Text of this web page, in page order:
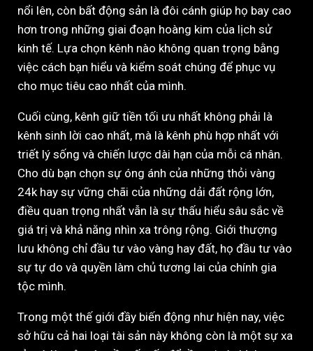
nổi lên, còn bất động sản là đôi cánh giúp họ bay cao
hơn trong những giai đoạn hoàng kim của lịch sử
kinh tế. Lựa chọn kênh nào không quan trọng bằng
việc cách bạn hiểu và kiểm soát chúng để phục vụ
cho mục tiêu cao nhất của mình.
Cuối cùng, kênh giữ tiền tối ưu nhất không phải là
kênh sinh lời cao nhất, mà là kênh phù hợp nhất với
triết lý sống và chiến lược dài hạn của mỗi cá nhân.
Cho dù bạn chọn sự óng ánh của những thỏi vàng
24k hay sự vững chãi của những dải đất rộng lớn,
điều quan trọng nhất vẫn là sự thấu hiểu sâu sắc về
giá trị và khả năng nhìn xa trông rộng. Giới thượng
lưu không chỉ đầu tư vào vàng hay đất, họ đầu tư vào
sự tự do và quyền làm chủ tương lai của chính gia
tộc mình.
Trong một thế giới đầy biến động như hiện nay, việc
sở hữu cả hai loại tài sản này không còn là một sự xa